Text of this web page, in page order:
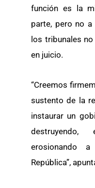
función es la
parte, pero no
los tribunales
en juicio.
“Creemos
sustento de la
instaurar un
destruyendo,
erosionando
República”,